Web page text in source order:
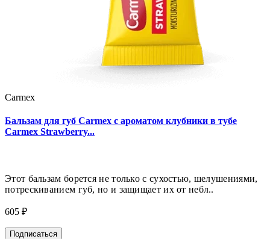
Carmex
Бальзам для губ Carmex с ароматом клубники в тубе
Carmex Strawberry...
Этот бальзам борется не только с сухостью, шелушениями,
потрескиванием губ, но и защищает их от небл..
605 ₽
Подписаться